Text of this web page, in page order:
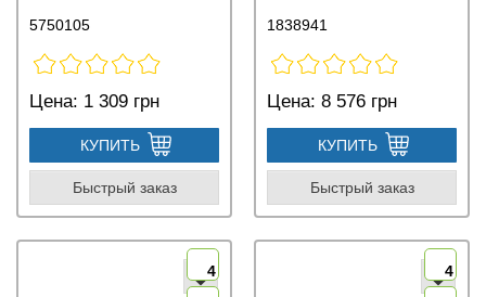
5750105
Цена: 1 309 грн
КУПИТЬ
Быстрый заказ
1838941
Цена: 8 576 грн
КУПИТЬ
Быстрый заказ
4 4